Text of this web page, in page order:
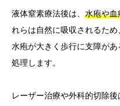
液体窒素療法後は、 水疱や血
れらは自然に吸収されるため
水疱が大きく歩行に支障が
処理します。
レーザー治療や外科的切除後